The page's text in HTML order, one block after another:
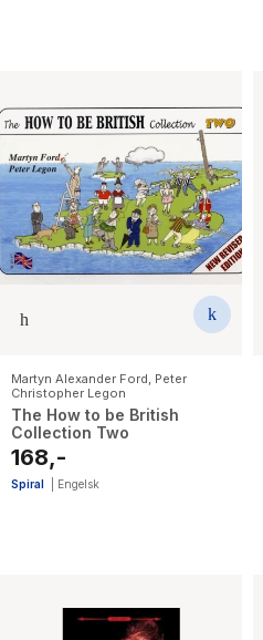
Martyn Alexander Ford Peter
Christopher Legon
The How to be British
Collection Two
168,-
Spiral Engelsk